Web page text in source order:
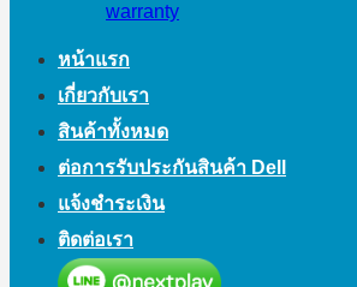
warranty
หน้าแรก
เกี่ยวกับเรา
สินค้าทั้งหมด
ต่อการรับประกันสินค้า Dell
แจ้งชำระเงิน
ติดต่อเรา